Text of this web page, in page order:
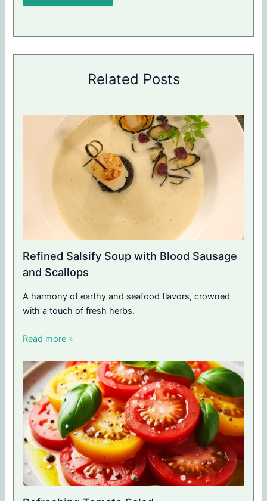
Related Posts
Refined Salsify Soup with Blood Sausage
and Scallops
A harmony of earthy and seafood flavors, crowned
with a touch of fresh herbs.
Read more »